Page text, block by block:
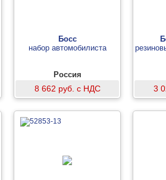
Босс
набор автомобилиста
Россия
8 662 руб. с НДС 3